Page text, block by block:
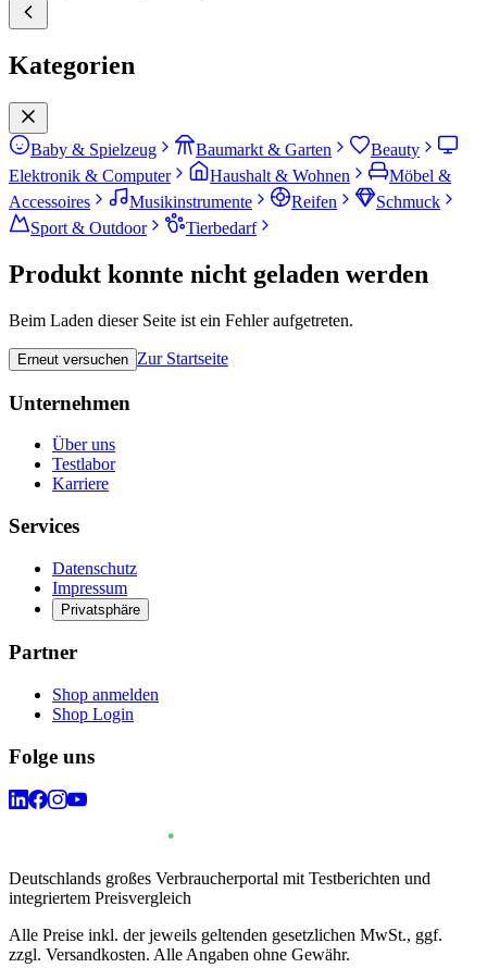
Kategorien
Baby & Spielzeug Baumarkt & Garten
Beauty
Elektronik & Computer
Haushalt & Wohnen
Möbel &
Accessoires
Musikinstrumente Reifen
Schmuck
Sport & Outdoor
Tierbedarf
Produkt konnte nicht geladen werden
Beim Laden dieser Seite ist ein Fehler aufgetreten.
Erneut versuchen Zur Startseite
Unternehmen
Über uns
Testlabor
Karriere
Services
Datenschutz
Impressum
Privatsphäre
Partner
Shop anmelden
Shop Login
Folge uns
Deutschlands großes Verbraucherportal mit Testberichten und
integriertem Preisvergleich
Alle Preise inkl. der jeweils geltenden gesetzlichen MwSt., ggf.
zzgl. Versandkosten. Alle Angaben ohne Gewähr.